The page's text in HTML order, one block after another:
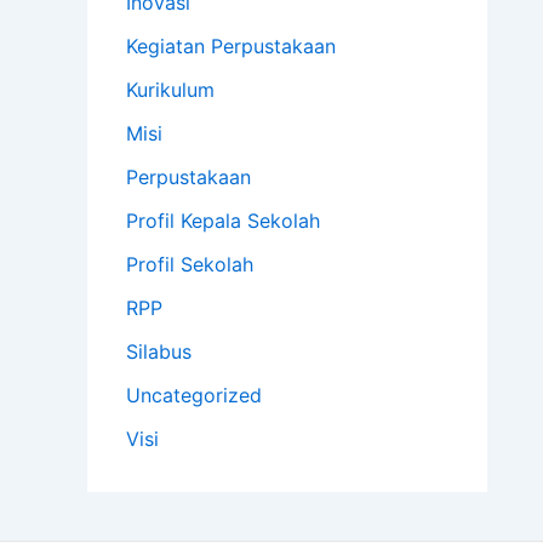
Kegiatan Perpustakaan
Kurikulum
Misi
Perpustakaan
Profil Kepala Sekolah
Profil Sekolah
RPP
Silabus
Uncategorized
Visi